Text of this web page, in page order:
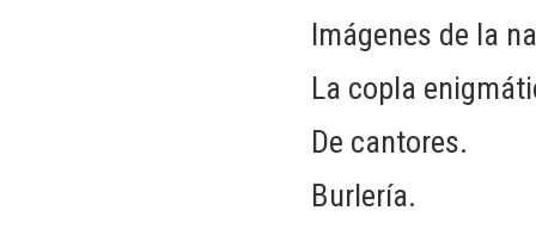
Imágenes de la
La copla
De cantores.
Burlería.